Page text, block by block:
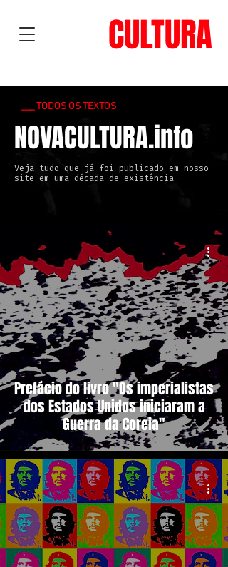
CULTURA
___ TODOS OS TEXTOS
NOVACULTURA.info
Veja tudo que já foi publicado em nosso
site em uma década de existência
Prefácio do livro "Os imperialistas
dos Estados Unidos iniciaram a
Guerra da Coreia"